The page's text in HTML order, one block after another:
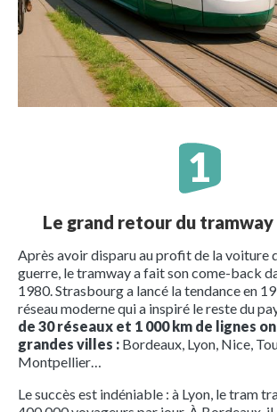
Le grand retour du tramway
Après avoir disparu au profit de la voiture
guerre, le tramway a fait son come-back
1980. Strasbourg a lancé la tendance en
réseau moderne qui a inspiré le reste du
de 30 réseaux et 1 000 km de lignes
grandes villes : Bordeaux, Lyon, Nice,
Montpellier…
Le succès est indéniable : à Lyon, le tram